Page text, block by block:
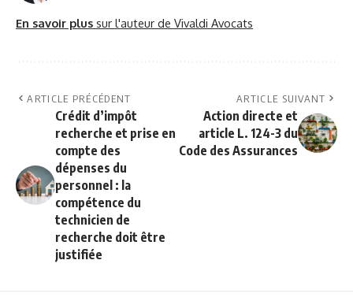
En savoir plus sur l'auteur de Vivaldi Avocats
ARTICLE PRÉCÉDENT
Crédit d’impôt
recherche et prise en
compte des
dépenses du
personnel : la
compétence du
technicien de
recherche doit être
justifiée
ARTICLE SUIVANT
Action directe et
article L. 124-3 du
Code des Assurances